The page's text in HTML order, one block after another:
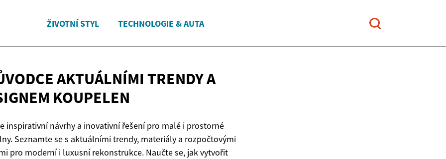
ŽIVOTNÍ STYL TECHNOLOGIE & AUTA
AKTUÁLNÍMI TRENDY A
KOUPELEN
inspirativní návrhy a inovativní řešení pro malé i prostorné
Seznamte se s aktuálními trendy, materiály a rozpočtovými
pro moderní i luxusní rekonstrukce. Naučte se, jak vytvořit